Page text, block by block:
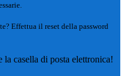
Effettua il reset della password
casella di posta elettronica!